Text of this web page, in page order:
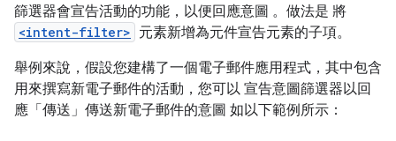
篩選器會宣告活動的功能，以便回應意圖 。做法是 將
<intent-filter> 元素新增為元件宣告元素的子項。
舉例來說，假設您建構了一個電子郵件應用程式，其中包含
用來撰寫新電子郵件的活動，您可以 宣告意圖篩選器以回
應「傳送」傳送新電子郵件的意圖 如以下範例所示：